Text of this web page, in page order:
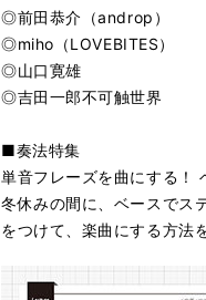
◎前田恭介（androp）
◎miho（LOVEBITES）
◎山口寛雄
◎吉田一郎不可触世界
■奏法特集
単音フレーズを曲にする！
冬休みの間に、ベースでス
をつけて、楽曲にする方法